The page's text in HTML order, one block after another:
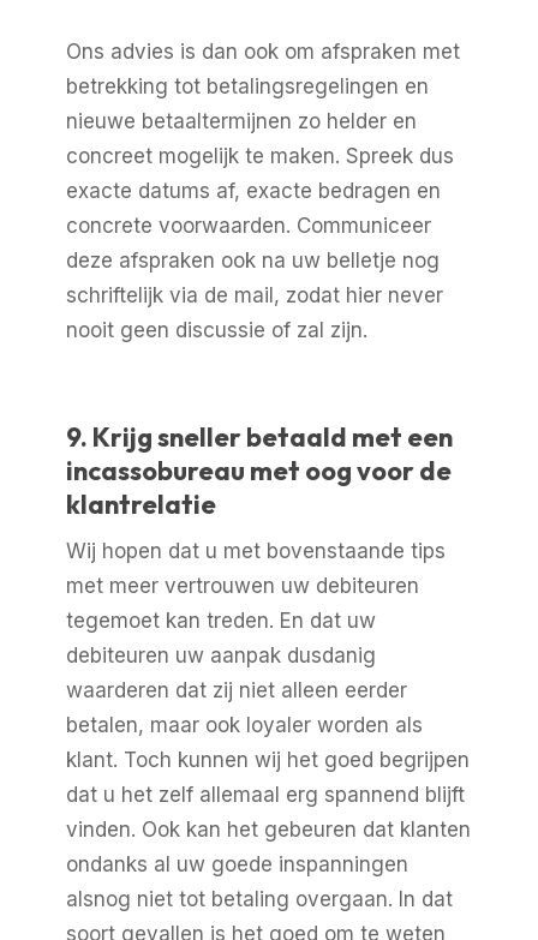
Ons advies is dan ook om afspraken met
betrekking tot betalingsregelingen en
nieuwe betaaltermijnen zo helder en
concreet mogelijk te maken. Spreek dus
exacte datums af, exacte bedragen en
concrete voorwaarden. Communiceer
deze afspraken ook na uw belletje nog
schriftelijk via de mail, zodat hier never
nooit geen discussie of zal zijn.
9. Krijg sneller betaald met een
incassobureau met oog voor de
klantrelatie
Wij hopen dat u met bovenstaande tips
met meer vertrouwen uw debiteuren
tegemoet kan treden. En dat uw
debiteuren uw aanpak dusdanig
waarderen dat zij niet alleen eerder
betalen, maar ook loyaler worden als
klant. Toch kunnen wij het goed begrijpen
dat u het zelf allemaal erg spannend blijft
vinden. Ook kan het gebeuren dat klanten
ondanks al uw goede inspanningen
alsnog niet tot betaling overgaan. In dat
soort gevallen is het goed om te weten